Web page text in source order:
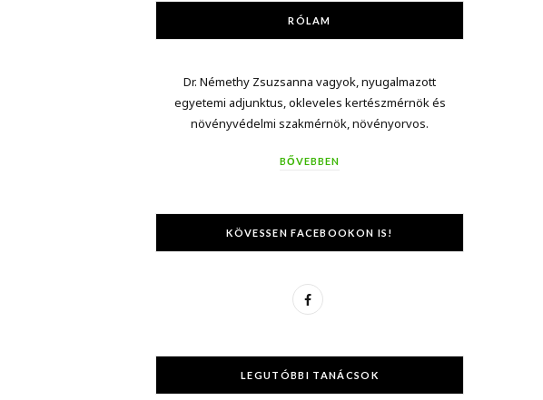
RÓLAM
Dr. Némethy Zsuzsanna vagyok, nyugalmazott
egyetemi adjunktus, okleveles kertészmérnök és
növényvédelmi szakmérnök, növényorvos.
BŐVEBBEN
KÖVESSEN FACEBOOKON IS!
F
c
e
LEGUTÓBBI TANÁCSOK